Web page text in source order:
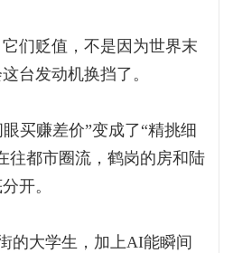
们贬值，不是因为世界末
台发动机换挡了。
买赚差价”变成了“精挑细
往都市圈流，鹤岗的房和陆
开。
的大学生，加上AI能瞬间